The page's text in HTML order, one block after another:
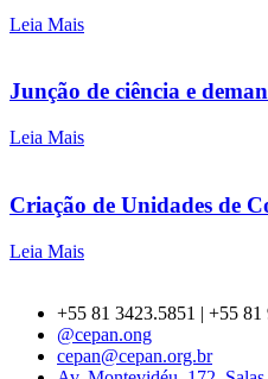
Leia Mais
Junção de ciência e
Leia Mais
Criação de Unidades de
Leia Mais
+55 81 3423.5851 | +55 81
@cepan.ong
cepan@cepan.org.br